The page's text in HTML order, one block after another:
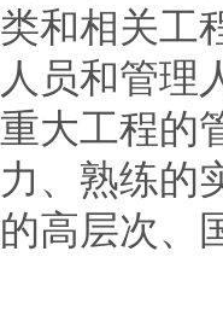
类和相关工
人员和管理
重大工程的
力、熟练的
的高层次、